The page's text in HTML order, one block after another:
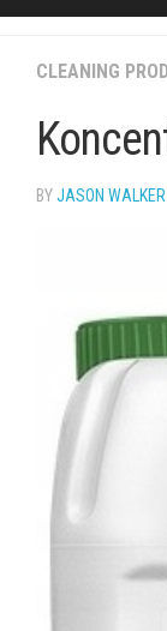
CLEANING
BYJASON WALKER